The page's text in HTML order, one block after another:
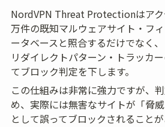
NordVPN Threat Protectionはア
万件の既知マルウェアサイト・フ
ータベースと照合するだけでなく
リダイレクトパターン・トラッカ
てブロック判定を下します。
この仕組みは非常に強力ですが、
め、実際には無害なサイトが「脅
として誤ってブロックされることが